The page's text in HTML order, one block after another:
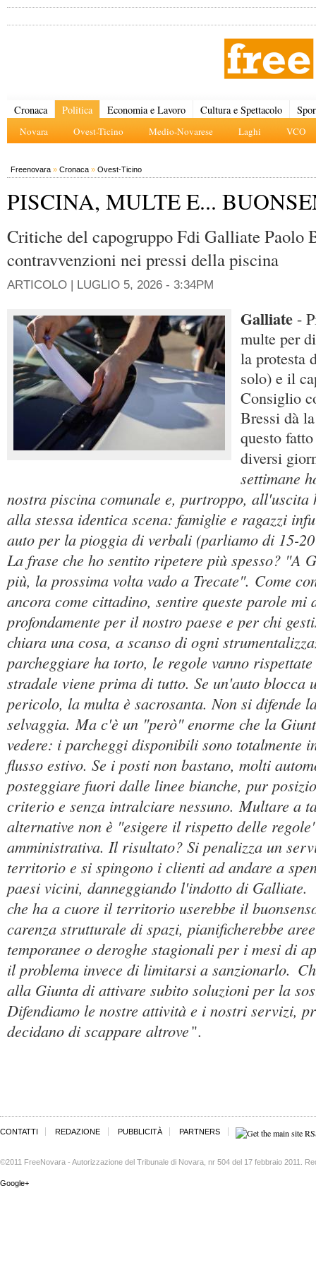
Cronaca Politica
Novara Ovest-Ticino Medio-Novarese Laghi VCO
Economia e Lavoro Cultura e Spettacolo
Freenovara » Cronaca » Ovest-Ticino
PISCINA, MULTE E...
Critiche del capogruppo Fdi Galliate Paolo
contravvenzioni nei pressi della piscina
ARTICOLO | LUGLIO 5, 2026 - 3:34PM
Galliate -
multe per
la protesta
solo) e il
Consiglio
Bressi dà
questo
diversi
settimane
nostra piscina comunale e, purtroppo, all'uscita
alla stessa identica scena: famiglie e ragazzi
auto per la pioggia di verbali (parliamo di 15-
La frase che ho sentito ripetere più spesso? "A
più, la prossima volta vado a Trecate". Come
ancora come cittadino, sentire queste parole mi
profondamente per il nostro paese e per chi
chiara una cosa, a scanso di ogni
parcheggiare ha torto, le regole vanno
stradale viene prima di tutto. Se un'auto blocca
pericolo, la multa è sacrosanta. Non si difende
selvaggia. Ma c'è un "però" enorme che la
vedere: i parcheggi disponibili sono totalmente
flusso estivo. Se i posti non bastano, molti
posteggiare fuori dalle linee bianche, pur
criterio e senza intralciare nessuno. Multare a
alternative non è "esigere il rispetto delle
amministrativa. Il risultato? Si penalizza un
territorio e si spingono i clienti ad andare a
paesi vicini, danneggiando l'indotto di
che ha a cuore il territorio userebbe il
carenza strutturale di spazi, pianificherebbe
temporanee o deroghe stagionali per i mesi di
il problema invece di limitarsi a sanzionarlo.
alla Giunta di attivare subito soluzioni per la
Difendiamo le nostre attività e i nostri servizi,
decidano di scappare altrove".
CONTATTI REDAZIONE PUBBLICITÀ PARTNERS
©2011 FreeNovara - Autorizzazione del Tribunale di Novara, nr 504 del 17 febbraio 2011.
Google+